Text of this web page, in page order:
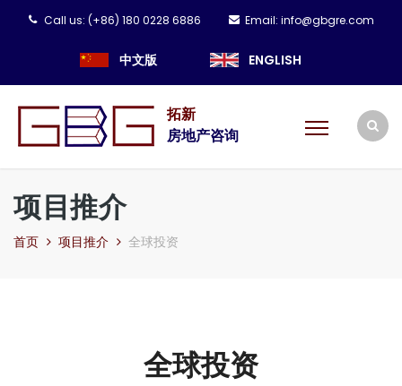
Call us: (+86) 180 0228 6886 Email: info@gbgre.com
中文版 ENGLISH
拓新
房地产咨询
项目推介
首页 项目推介 全球投资
全球投资